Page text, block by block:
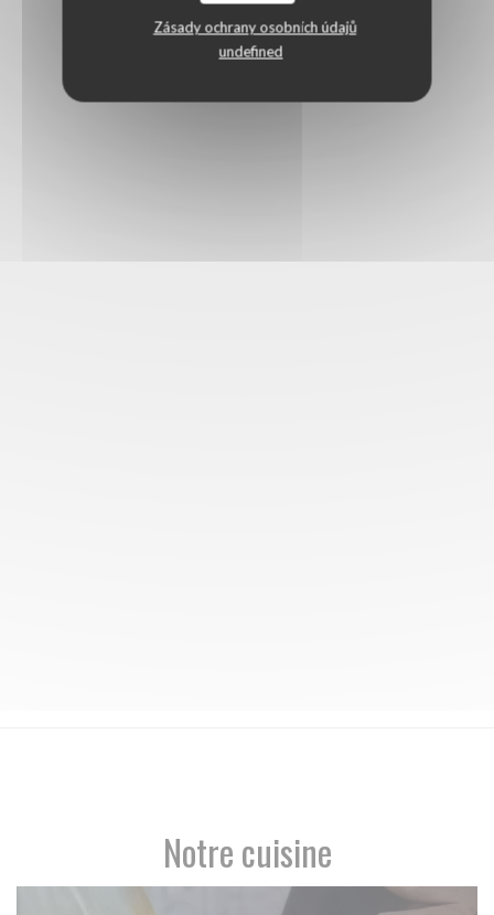
Zásady ochrany osobních údajů
undefined
Notre cuisine